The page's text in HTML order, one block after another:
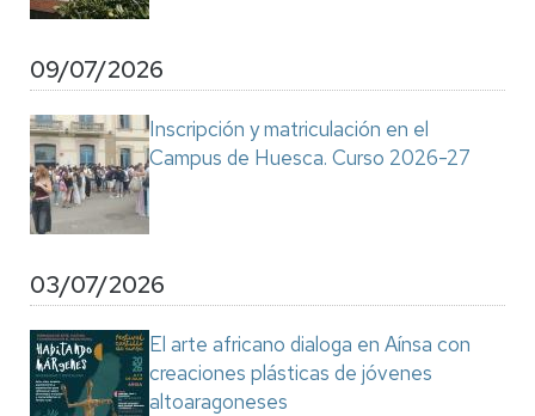
09/07/2026
Inscripción y matriculación en el
Campus de Huesca. Curso 2026-27
03/07/2026
El arte africano dialoga en Aínsa con
creaciones plásticas de jóvenes
altoaragoneses